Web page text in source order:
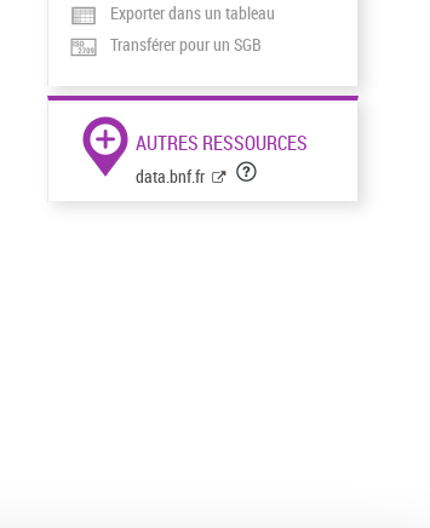
Exporter dans un tableau
Transférer pour un SGB
AUTRES RESSOURCES
data.bnf.fr